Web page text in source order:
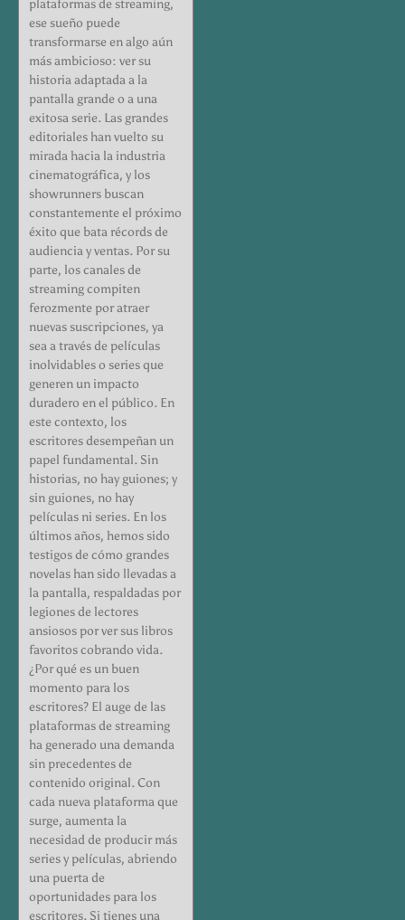
plataformas de streaming,
ese sueño puede
transformarse en algo aún
más ambicioso: ver su
historia adaptada a la
pantalla grande o a una
exitosa serie. Las grandes
editoriales han vuelto su
mirada hacia la industria
cinematográfica, y los
showrunners buscan
constantemente el próximo
éxito que bata récords de
audiencia y ventas. Por su
parte, los canales de
streaming compiten
ferozmente por atraer
nuevas suscripciones, ya
sea a través de películas
inolvidables o series que
generen un impacto
duradero en el público. En
este contexto, los
escritores desempeñan un
papel fundamental. Sin
historias, no hay guiones; y
sin guiones, no hay
películas ni series. En los
últimos años, hemos sido
testigos de cómo grandes
novelas han sido llevadas a
la pantalla, respaldadas por
legiones de lectores
ansiosos por ver sus libros
favoritos cobrando vida.
¿Por qué es un buen
momento para los
escritores? El auge de las
plataformas de streaming
ha generado una demanda
sin precedentes de
contenido original. Con
cada nueva plataforma que
surge, aumenta la
necesidad de producir más
series y películas, abriendo
una puerta de
oportunidades para los
escritores. Si tienes una